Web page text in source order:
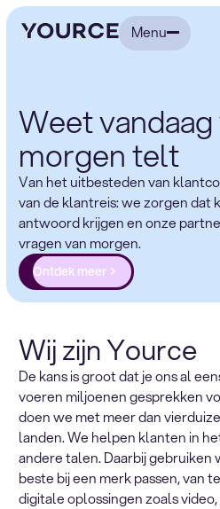
Menu
Weet
morgen telt
Van het uitbesteden van
van de klantreis: we zorgen dat
antwoord krijgen en onze
vragen van morgen.
Ontdek meer
Wij zijn Yource
De kans is groot dat je ons al
voeren miljoenen gesprekken
doen we met meer dan
landen. We helpen klanten in
andere talen. Daarbij gebruiken
beste bij een merk passen, van
digitale oplossingen zoals